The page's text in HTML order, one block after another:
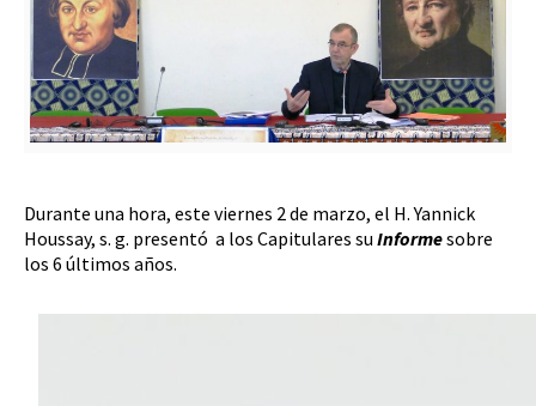
Durante una hora, este viernes 2 de marzo, el H. Yannick
Houssay, s. g. presentó a los Capitulares su Informesobre
los 6 últimos años.